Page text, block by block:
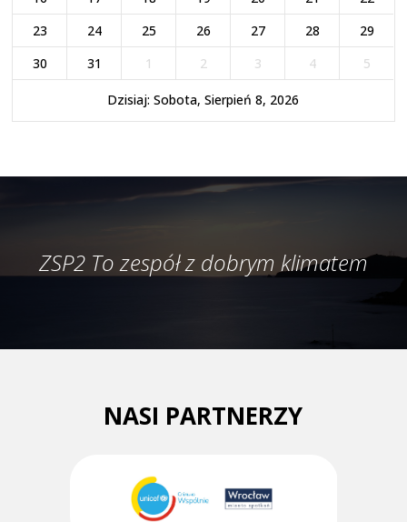
23
24 25 26 27 28
29
30
31 1 2 3 4 5
Dzisiaj: Sobota, Sierpień 8, 2026
ZSP2 To zespół z dobrym klimatem
NASI PARTNERZY